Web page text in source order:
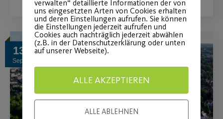
13
Sep.
verwalten“ detaillierte Informationen der von
uns eingesetzten Arten von Cookies erhalten
und deren Einstellungen aufrufen. Sie können
die Einstellungen jederzeit aufrufen und
Cookies auch nachträglich jederzeit abwählen
(z.B. in der Datenschutzerklärung oder unten
auf unserer Webseite).
ALLE AKZEPTIEREN
ALLE ABLEHNEN